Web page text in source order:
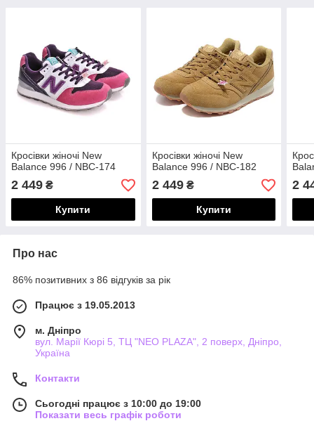
Кросівки жіночі New
Balance 996 / NBC-174
2 449 ₴
Купити
Кросівки жіночі New
Balance 996 / NBC-182
2 449₴
Купити
2
Про нас
86% позитивних з 86 відгуків за рік
Працює з 19.05.2013
м. Дніпро
вул. Марії Кюрі 5, ТЦ "NEO PLAZA", 2 поверх, Дніпро,
Україна
Контакти
Сьогодні працює з 10:00 до 19:00
Показати весь графік роботи